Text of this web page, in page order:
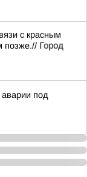
с красным
позже.// Город
под